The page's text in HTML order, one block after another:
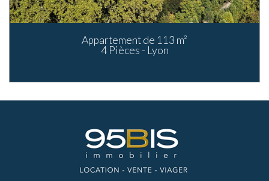
Appartement de 113 m²
4 Pièces - Lyon